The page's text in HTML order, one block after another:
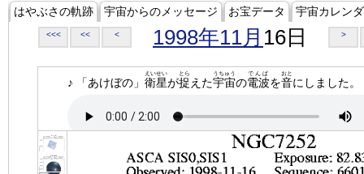
はやぶさの軌跡 宇宙からのメッセージ お宝データ 宇宙カレン
<<< << < 1998年11月 16日 >
♪ 「あけぼの」 衛星
えいせい
が捉
とら
えた宇宙
うちゅう
の電波
でんぱ
を音
おと
にしました。